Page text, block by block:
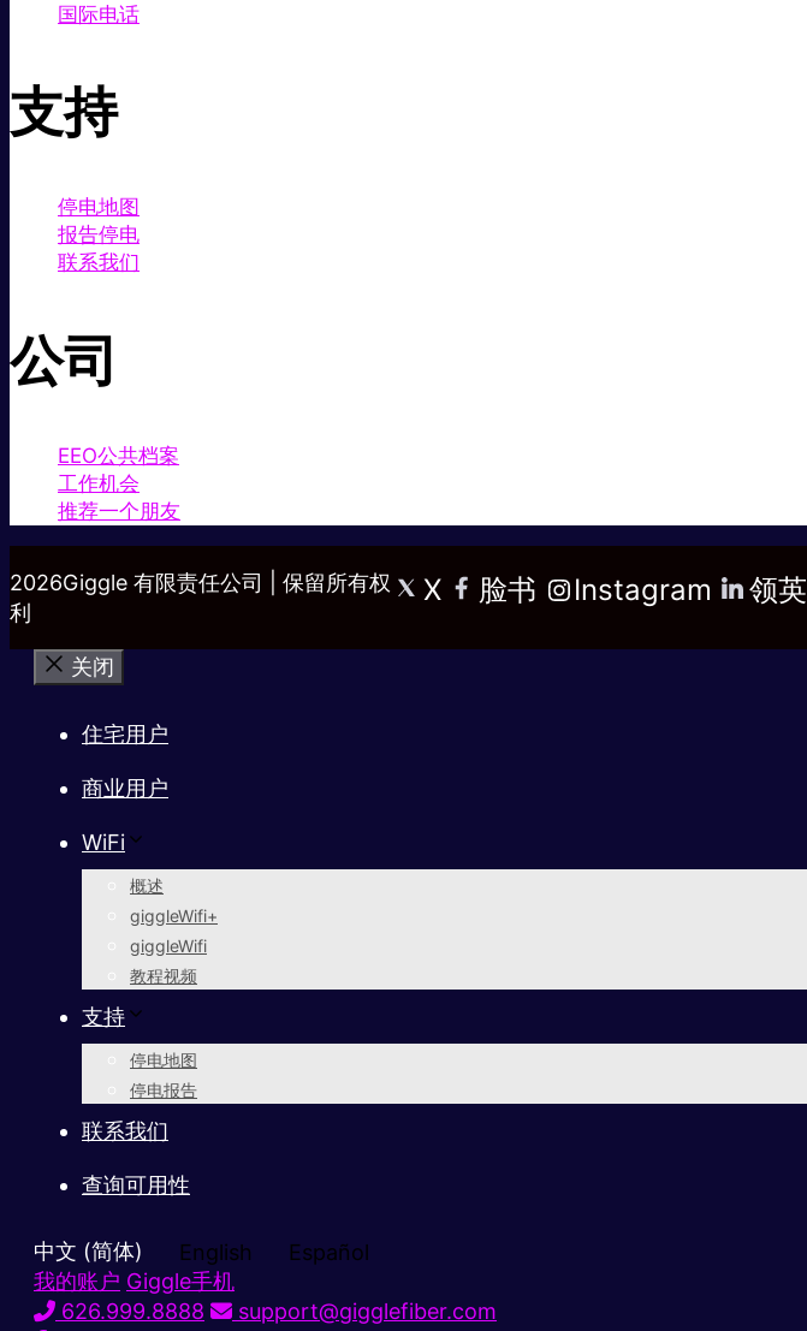
国际电话
支持
停电地图
报告停电
联系我们
公司
EEO公共档案
工作机会
推荐一个朋友
2026Giggle 有限责任公司 | 保留所有权
利
X 脸书 Instagram 领英
关闭
住宅用户
商业用户
WiFi
概述
giggleWifi+
giggleWifi
教程视频
支持
停电地图
停电报告
联系我们
查询可用性
中文 (简体) English
Español
我的账户 Giggle手机
626.999.8888
support@gigglefiber.com